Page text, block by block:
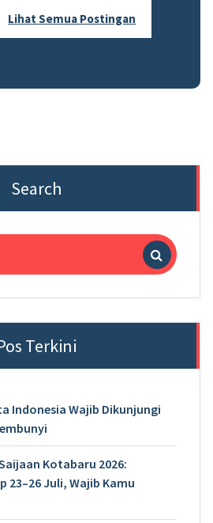
Lihat Semua Postingan
Search
Terkini
Indonesia Wajib Dikunjungi
Kotabaru 2026:
23–26 Juli, Wajib Kamu